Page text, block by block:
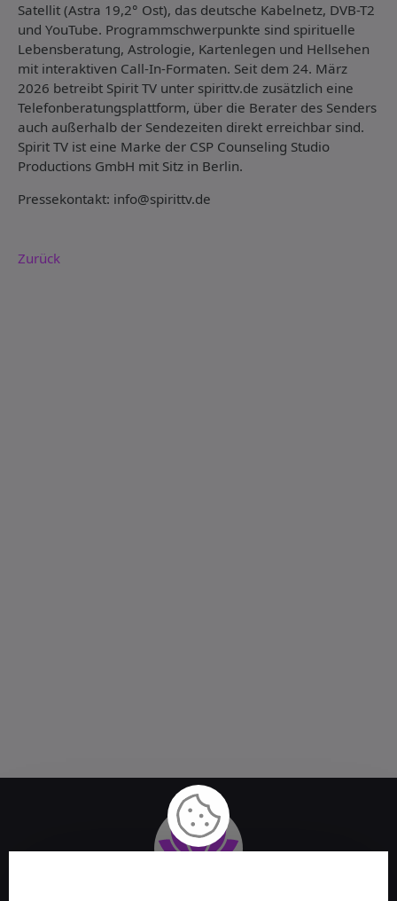
Satellit (Astra 19,2° Ost), das deutsche Kabelnetz, DVB-T2
und YouTube. Programmschwerpunkte sind spirituelle
Lebensberatung, Astrologie, Kartenlegen und Hellsehen
mit interaktiven Call-In-Formaten. Seit dem 24. März
2026 betreibt Spirit TV unter spirittv.de zusätzlich eine
Telefonberatungsplattform, über die Berater des Senders
auch außerhalb der Sendezeiten direkt erreichbar sind.
Spirit TV ist eine Marke der CSP Counseling Studio
Productions GmbH mit Sitz in Berlin.
Pressekontakt: info@spirittv.de
Zurück